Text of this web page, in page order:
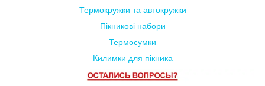
Термокружки та автокружки
Пікникові набори
Термосумки
Килимки для пікника